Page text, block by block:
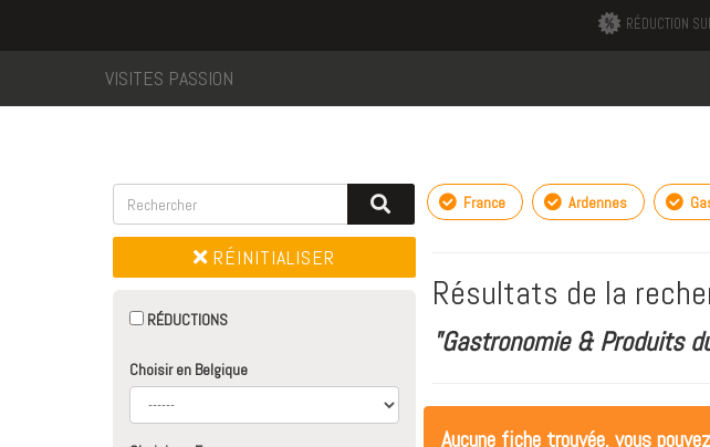
RÉDUCTION
VISITES PASSION
RÉINITIALISER
RÉDUCTIONS
Choisir en Belgique
France Ardennes
Résultats de la
"Gastronomie & Produits
Aucune fiche trouvée, vous